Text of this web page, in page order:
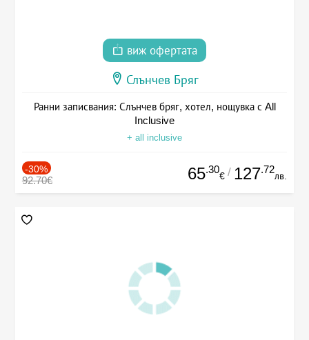
виж офертата
Слънчев Бряг
Ранни записвания: Слънчев бряг, хотел, нощувка с All
Inclusive
+ all inclusive
-30%
92.70€ 65.30
€ / 127.72
лв.